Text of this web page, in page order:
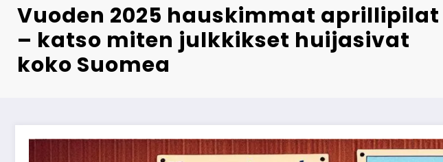
Vuoden 2025 hauskimmat aprillipilat
– katso miten julkkikset huijasivat
koko Suomea